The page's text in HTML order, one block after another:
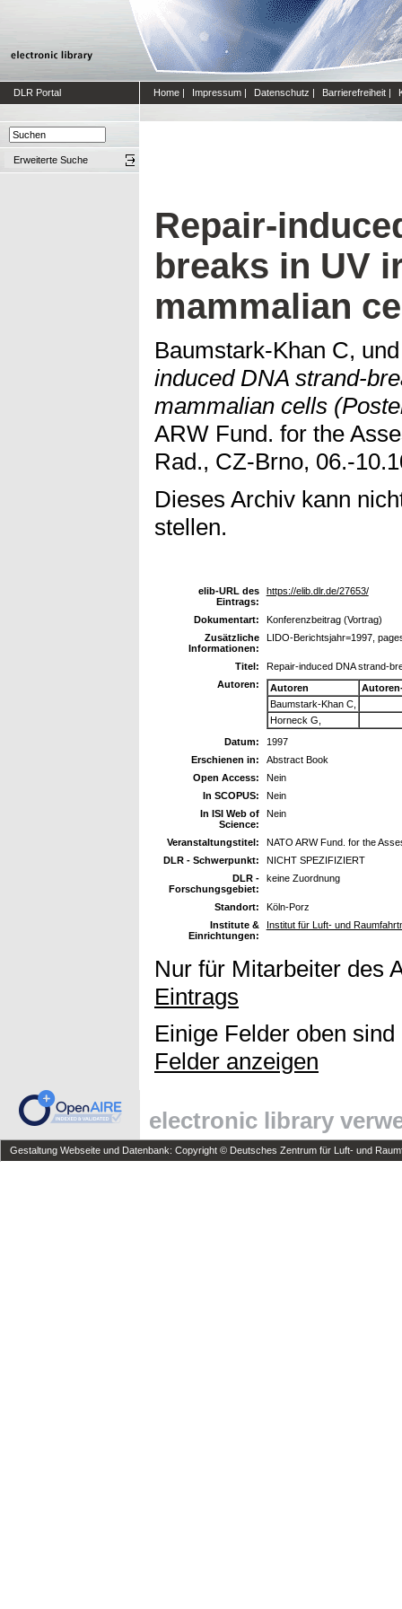
DLR Portal Home | Impressum | Datenschutz | Barrierefreiheit |
Erweiterte Suche
Repair-
breaks in UV
mammalian
Baumstark-Khan C,
induced DNA strand-
mammalian cells
ARW Fund. for the
Rad., CZ-Brno, 06.-
Dieses Archiv kann
stellen.
elib-URL des
Eintrags:
https://elib.dlr.de/27653/
Dokumentart:
Konferenzbeitrag (Vortrag)
Zusätzliche
Informationen:
LIDO-Berichtsjahr=1997,
Titel:
Repair-induced DNA strand-
Autoren:
Autoren
Baumstark-Khan C,
Horneck G,
Datum:
1997
Erschienen in:
Abstract Book
Open Access:
Nein
In SCOPUS:
Nein
In ISI Web of
Science:
Nein
Veranstaltungstitel:
NATO ARW Fund. for the
DLR - Schwerpunkt:
NICHT SPEZIFIZIERT
DLR -
Forschungsgebiet:
keine Zuordnung
Standort:
Köln-Porz
Institute &
Einrichtungen:
Institut für Luft- und
Nur für Mitarbeiter des
Eintrags
Einige Felder oben
Felder anzeigen
electronic library
Gestaltung Webseite und Datenbank: Copyright © Deutsches Zentrum für Luft- und